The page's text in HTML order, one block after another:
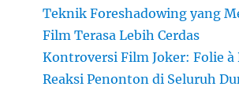
Teknik Foreshadowing yang
Film Terasa Lebih Cerdas
Kontroversi Film Joker: Folie à
Reaksi Penonton di Seluruh